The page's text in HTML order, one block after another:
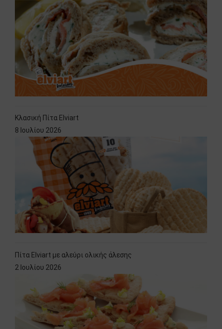
Κλασική Πίτα Elviart
8 Ιουλίου 2026
Πίτα Elviart με αλεύρι ολικής άλεσης
2 Ιουλίου 2026